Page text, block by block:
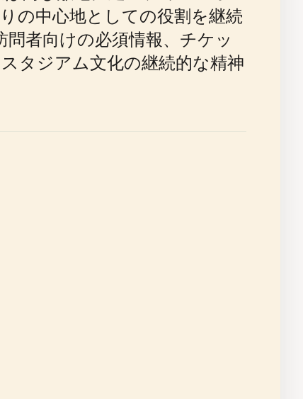
の中心地としての役割を継続
者向けの必須情報、チケッ
タジアム文化の継続的な精神